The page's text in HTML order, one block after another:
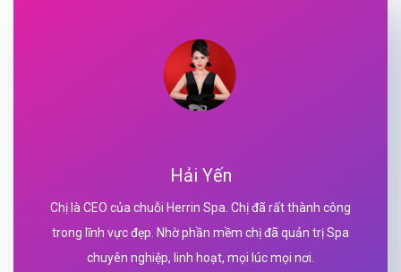
Hải Yến
Chị là CEO của chuỗi Herrin Spa. Chị đã rất thành công
trong lĩnh vực đẹp. Nhờ phần mềm chị đã quản trị Spa
chuyên nghiệp, linh hoạt, mọi lúc mọi nơi.